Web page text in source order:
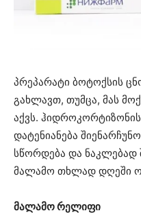
პრეპარატი ბოტოქსის
გახლავთ, თუმცა, მას
აქვს.
დატენიანება
სწორდება და ნაკლებად
მალამო თხლად დღეში
მალამო რელიფი